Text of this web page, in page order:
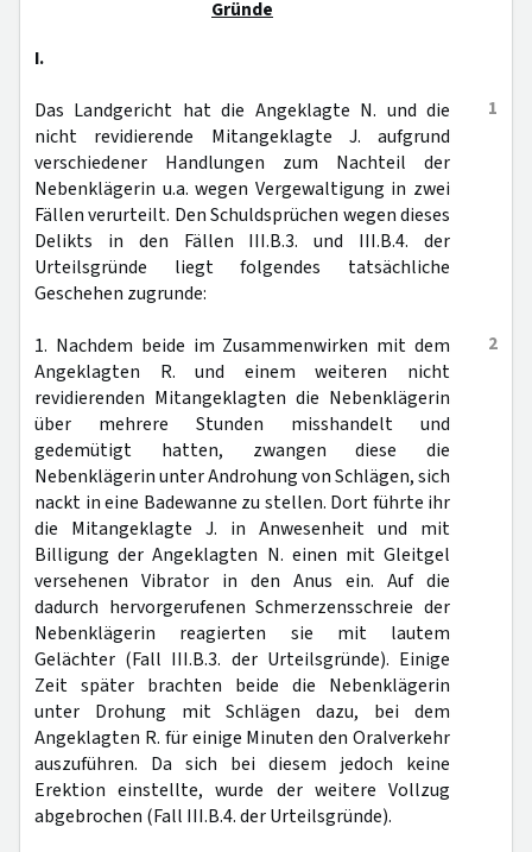
Gründe
I.
1
Das Landgericht hat die Angeklagte N. und die
nicht revidierende Mitangeklagte J. aufgrund
verschiedener Handlungen zum Nachteil der
Nebenklägerin u.a. wegen Vergewaltigung in zwei
Fällen verurteilt. Den Schuldsprüchen wegen dieses
Delikts in den Fällen III.B.3. und III.B.4. der
Urteilsgründe liegt folgendes tatsächliche
Geschehen zugrunde:
2
1. Nachdem beide im Zusammenwirken mit dem
Angeklagten R. und einem weiteren nicht
revidierenden Mitangeklagten die Nebenklägerin
über mehrere Stunden misshandelt und
gedemütigt hatten, zwangen diese die
Nebenklägerin unter Androhung von Schlägen, sich
nackt in eine Badewanne zu stellen. Dort führte ihr
die Mitangeklagte J. in Anwesenheit und mit
Billigung der Angeklagten N. einen mit Gleitgel
versehenen Vibrator in den Anus ein. Auf die
dadurch hervorgerufenen Schmerzensschreie der
Nebenklägerin reagierten sie mit lautem
Gelächter (Fall III.B.3. der Urteilsgründe). Einige
Zeit später brachten beide die Nebenklägerin
unter Drohung mit Schlägen dazu, bei dem
Angeklagten R. für einige Minuten den Oralverkehr
auszuführen. Da sich bei diesem jedoch keine
Erektion einstellte, wurde der weitere Vollzug
abgebrochen (Fall III.B.4. der Urteilsgründe).